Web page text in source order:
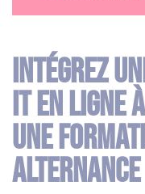
Intégrez
IT en ligne
une
alternance